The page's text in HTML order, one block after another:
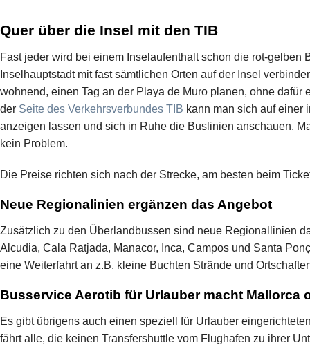
Quer über die Insel mit den TIB
Fast jeder wird bei einem Inselaufenthalt schon die rot-gelben
Inselhauptstadt mit fast sämtlichen Orten auf der Insel
wohnend, einen Tag an der Playa de Muro planen, ohne dafür
der Seite des Verkehrsverbundes TIB kann man sich auf einer
anzeigen lassen und sich in Ruhe die Buslinien anschauen.
kein Problem.
Die Preise richten sich nach der Strecke, am besten beim
Neue Regionalinien ergänzen das Angebot
Zusätzlich zu den Überlandbussen sind neue Regionallinien
Alcudia, Cala Ratjada, Manacor, Inca, Campos und Santa
eine Weiterfahrt an z.B. kleine Buchten Strände und
Busservice Aerotib für Urlauber macht Mallorca
Es gibt übrigens auch einen speziell für Urlauber
fährt alle, die keinen Transfershuttle vom Flughafen zu ihrer